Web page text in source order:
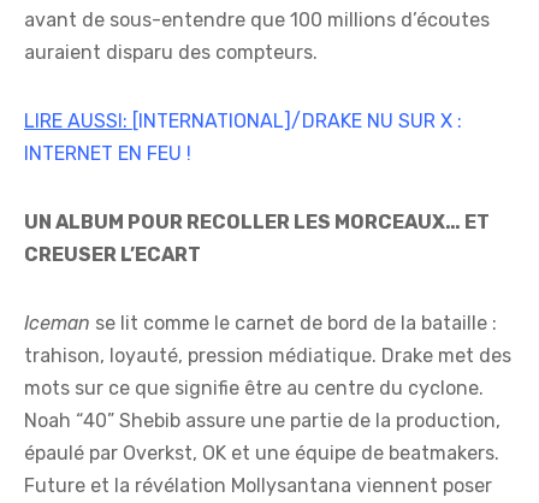
avant de sous-entendre que 100 millions d’écoutes
auraient disparu des compteurs.
LIRE AUSSI: [INTERNATIONAL]/DRAKE NU SUR X :
INTERNET EN FEU !
UN ALBUM POUR RECOLLER LES MORCEAUX… ET
CREUSER L’ECART
Iceman se lit comme le carnet de bord de la bataille :
trahison, loyauté, pression médiatique. Drake met des
mots sur ce que signifie être au centre du cyclone.
Noah “40” Shebib assure une partie de la production,
épaulé par Overkst, OK et une équipe de beatmakers.
Future et la révélation Mollysantana viennent poser